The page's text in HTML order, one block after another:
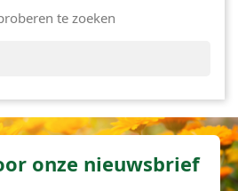
te zoeken
onze nieuwsbrief